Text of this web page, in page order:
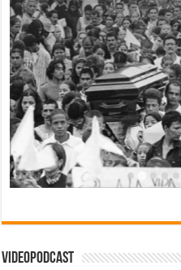
Videopodcast